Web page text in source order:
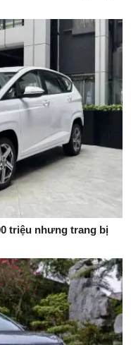
triệu nhưng trang bị